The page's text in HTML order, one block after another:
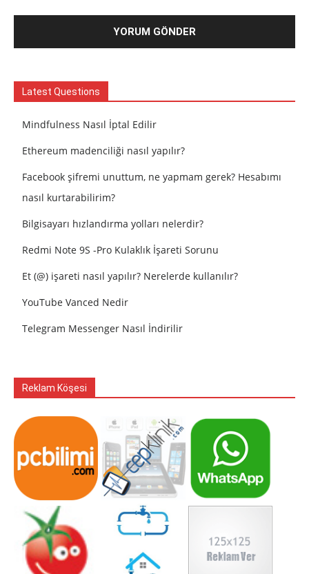
Latest Questions
Mindfulness Nasıl İptal Edilir
Ethereum madenciliği nasıl yapılır?
Facebook şifremi unuttum, ne yapmam gerek? Hesabımı
nasıl kurtarabilirim?
Bilgisayarı hızlandırma yolları nelerdir?
Redmi Note 9S -Pro Kulaklık İşareti Sorunu
Et (@) işareti nasıl yapılır? Nerelerde kullanılır?
YouTube Vanced Nedir
Telegram Messenger Nasıl İndirilir
Reklam Köşesi